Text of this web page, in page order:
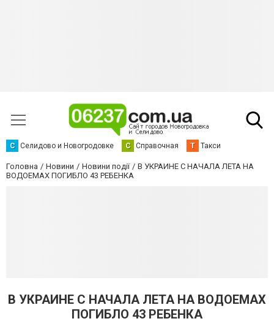
С Селидово и Новогродовке С Справочная Т Такси
Головна Новини Новини події
В УКРАИНЕ С НАЧАЛА ЛЕТА НА
ВОДОЕМАХ ПОГИБЛО 43 РЕБЕНКА
В УКРАИНЕ С НАЧАЛА ЛЕТА НА ВОДОЕМАХ
ПОГИБЛО 43 РЕБЕНКА